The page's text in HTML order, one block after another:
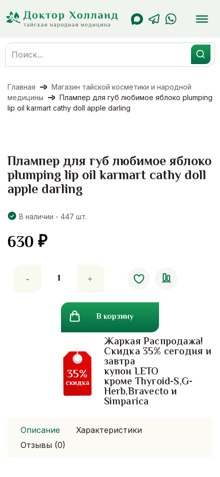
содержанию
Search
for:
Главная
Магазин тайской косметики и народной
медицины
Плампер для губ любимое яблоко plumping
lip oil karmart cathy doll apple darling
Плампер для губ любимое яблоко
plumping lip oil karmart cathy doll
apple darling
В наличии - 447 шт.
630₽
товара
apple
В корзину
Жаркая Распродажа!
Скидка 35% сегодня и
завтра
купон LETO
кроме Thyroid-S,G-
Herb,Bravecto и
Simparica
35%
скидка
Описание
Характеристики
Отзывы (0)